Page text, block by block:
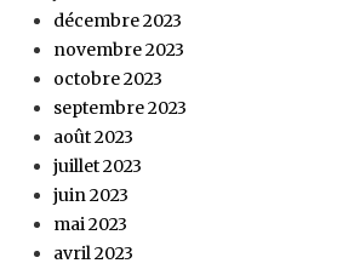
décembre 2023
novembre 2023
octobre 2023
septembre 2023
août 2023
juillet 2023
juin 2023
mai 2023
avril 2023